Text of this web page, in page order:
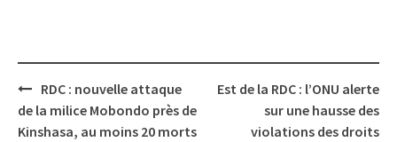
Post
navigation
RDC : nouvelle attaque
de la milice Mobondo près de
Kinshasa, au moins 20 morts
Est de la RDC : l’ONU alerte
sur une hausse des
violations des droits